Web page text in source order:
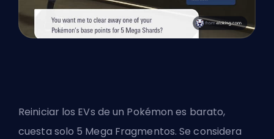
Reiniciar los EVs de un Pokémon es barato,
cuesta solo 5 Mega Fragmentos. Se considera